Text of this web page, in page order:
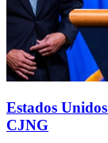
Estados
CJNG